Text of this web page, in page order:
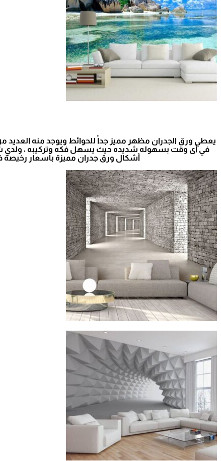
يعطي ورق الجدران مظهر مميز جداً للحوائط ويوجد منه العديد
في أى وقت بسهوله شديده حيث يسهل فكه وتركيبه ، ولدي
أشكال ورق جدران مميزة بأسعار رخيصة